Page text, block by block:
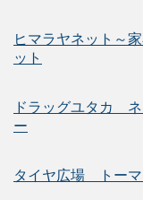
ヒマラヤネット～
ット
ドラッグユタカ ネ
ー
タイヤ広場 トーマ